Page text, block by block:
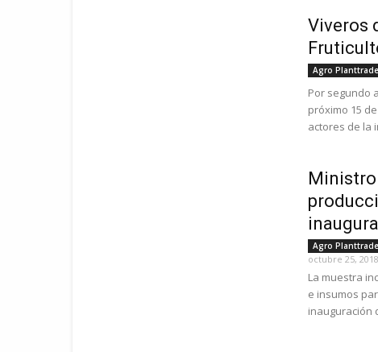
Viveros
Agro Planttrade
Por segundo
próximo 15
actores de la
Agro Planttrade
octubre 25, 2018
La muestra
e insumos
inauguración